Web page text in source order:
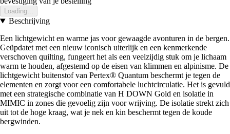
Loading...
Beschrijving
Een lichtgewicht en warme jas voor gewaagde avonturen in de bergen.
Geüpdatet met een nieuw iconisch uiterlijk en een kenmerkende
verschoven quilting, fungeert het als een veelzijdig stuk om je lichaam
warm te houden, afgestemd op de eisen van klimmen en alpinisme. De
lichtgewicht buitenstof van Pertex® Quantum beschermt je tegen de
elementen en zorgt voor een comfortabele luchtcirculatie. Het is gevuld
met een strategische combinatie van H DOWN Gold en isolatie in
MIMIC in zones die gevoelig zijn voor wrijving. De isolatie strekt zich
uit tot de hoge kraag, wat je nek en kin beschermt tegen de koude
bergwinden.